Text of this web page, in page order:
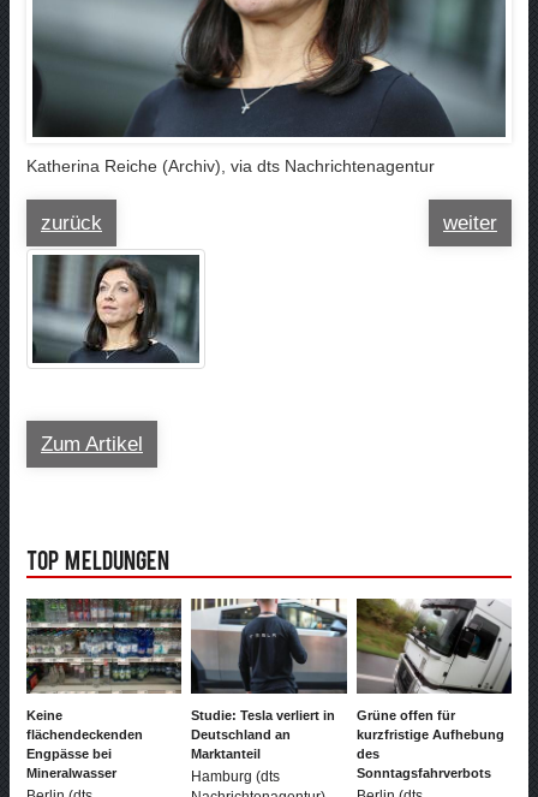
Katherina Reiche (Archiv), via dts Nachrichtenagentur
zurück weiter
Zum Artikel
Top Meldungen
Keine
flächendeckenden
Engpässe bei
Mineralwasser
Studie: Tesla verliert in
Deutschland an
Marktanteil
Hamburg (dts
Grüne offen für
kurzfristige Aufhebung
des
Sonntagsfahrverbots